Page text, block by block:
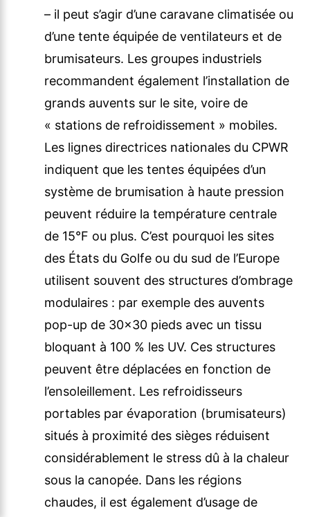
– il peut s’agir d’une caravane climatisée ou
d’une tente équipée de ventilateurs et de
brumisateurs. Les groupes industriels
recommandent également l’installation de
grands auvents sur le site, voire de
« stations de refroidissement » mobiles.
Les lignes directrices nationales du CPWR
indiquent que les tentes équipées d’un
système de brumisation à haute pression
peuvent réduire la température centrale
de 15°F ou plus. C’est pourquoi les sites
des États du Golfe ou du sud de l’Europe
utilisent souvent des structures d’ombrage
modulaires : par exemple des auvents
pop-up de 30×30 pieds avec un tissu
bloquant à 100 % les UV. Ces structures
peuvent être déplacées en fonction de
l’ensoleillement. Les refroidisseurs
portables par évaporation (brumisateurs)
situés à proximité des sièges réduisent
considérablement le stress dû à la chaleur
sous la canopée. Dans les régions
chaudes, il est également d’usage de